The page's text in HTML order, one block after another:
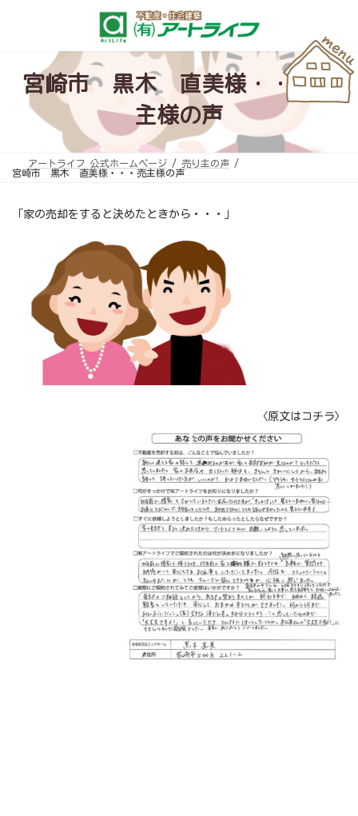
宮崎市 黒木 直美様・・・売
主様の声
アートライフ 公式ホームページ
売り主の声
宮崎市 黒木 直美様・・・売主様の声
「家の売却をすると決めたときから・・・」
〈原文はコチラ〉